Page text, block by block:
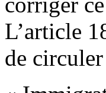
L’article
de